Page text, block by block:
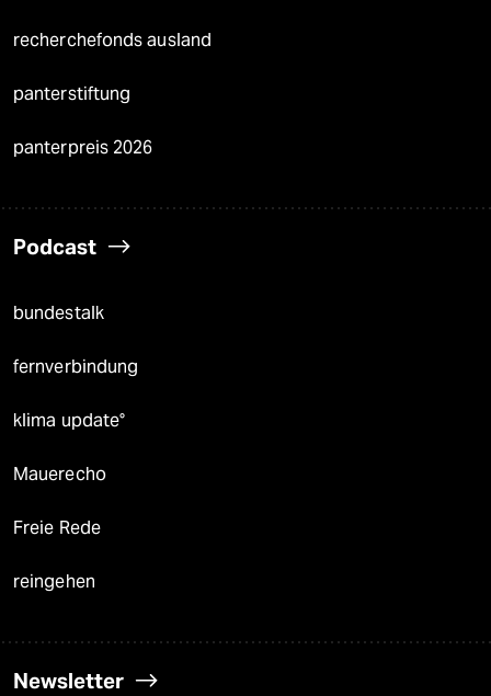
recherchefonds ausland
panterstiftung
panterpreis 2026
Podcast
bundestalk
fernverbindung
klima update°
Mauerecho
Freie Rede
reingehen
Newsletter